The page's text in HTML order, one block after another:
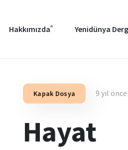
Hakkımızda Yenidünya
Kapak Dosya 9 yıl önce
Hayat